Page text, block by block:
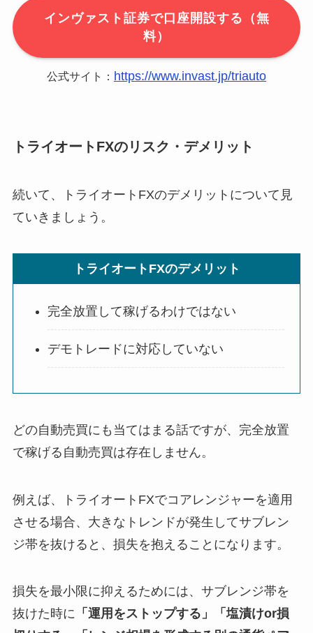
インヴァスト証券で口座開設する（無
料）
公式サイト： https://www.invast.jp/triauto
トライオートFXのリスク・デメリット
続いて、トライオートFXのデメリットについて見
ていきましょう。
トライオートFXのデメリット
完全放置して稼げるわけではない
デモトレードに対応していない
どの自動売買にも当てはまる話ですが、完全放置
で稼げる自動売買は存在しません。
例えば、トライオートFXでコアレンジャーを適用
させる場合、大きなトレンドが発生してサブレン
ジ帯を抜けると、損失を抱えることになります。
損失を最小限に抑えるためには、サブレンジ帯を
抜けた時に 「運用をストップする」「塩漬けor損